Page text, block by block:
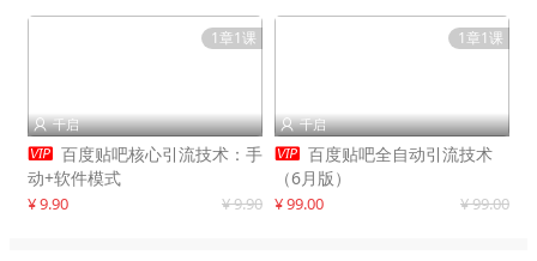
1章1课
 千启
 百度贴吧核心引流技术：手
动+软件模式
¥ 9.90 ¥ 9.90
1章1课
 千启
 百度贴吧全自动引流技术
（6月版）
¥ 99.00 ¥ 99.00